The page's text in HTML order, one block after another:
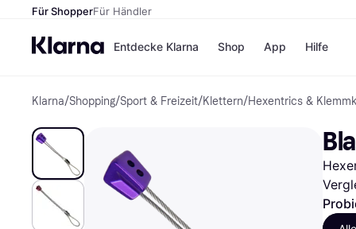
Für ShopperFür Händler
Entdecke Klarna
Zahlungsmethoden
Bezahle in 3
Bezahle in bis zu 30
Shop
Shops
H&M
Temu
App Hilfe
Klarna/Shopping/Sport & Freizeit/Klettern/Hexentrics &